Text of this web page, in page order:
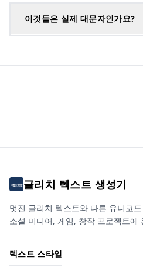
이것들은 실제 대문자인가요?
글리치 텍스트 생성기
멋진 글리치 텍스트와 다른 유니코
소셜 미디어, 게임, 창작 프로젝트에
텍스트 스타일